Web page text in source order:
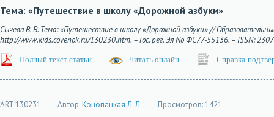
Тема: «Путешествие в школу «Дорожной азбуки»
Сычева В. В. Тема: «Путешествие в школу «Дорожной азбуки» //
http://www.kids.covenok.ru/130230.htm. – Гос. рег. Эл No ФС77-55136. – ISSN:
Полный текст статьи Читать онлайн Справка-
ART 130231 Автор:Конопацкая Л. Л. Просмотров:1421